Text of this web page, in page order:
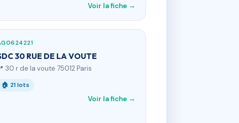
Voir la fiche →
30 RUE DE LA VOUTE
30 r de la voute 75012 Paris
🏠 21 lots
Voir la fiche →